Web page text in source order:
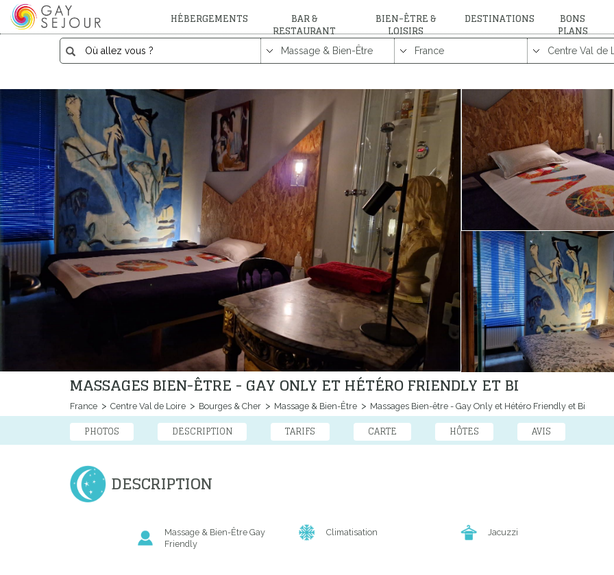
HÉBERGEMENTS BAR &
RESTAURANT
BIEN-ÊTRE &
LOISIRS
DESTINATIONS BONS
PLANS
MASSAGES BIEN-ÊTRE - GAY ONLY ET HÉTÉRO FRIENDLY ET BI
France Centre Val de Loire Bourges & Cher Massage & Bien-Être Massages Bien-être - Gay Only et Hétéro Friendly et Bi
PHOTOS DESCRIPTION TARIFS CARTE HÔTES AVIS
DESCRIPTION
Massage & Bien-Être Gay
Friendly
Climatisation Jacuzzi